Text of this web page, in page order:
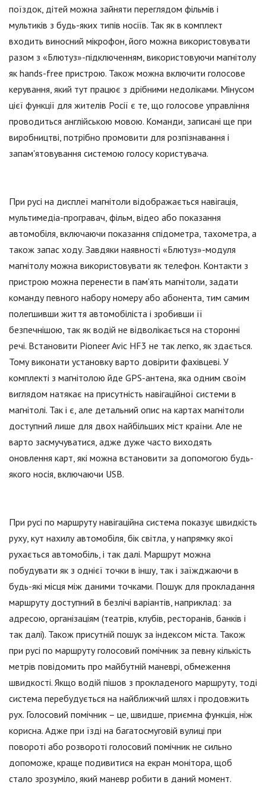
поїздок, дітей можна зайняти переглядом фільмів і
мультиків з будь-яких типів носіїв. Так як в комплект
входить виносний мікрофон, його можна використовувати
разом з «Блютуз»-підключенням, використовуючи магнітолу
як hands-free пристрою. Також можна включити голосове
керування, який тут працює з дрібними недоліками. Мінусом
цієї функції для жителів Росії є те, що голосове управління
проводиться англійською мовою. Команди, записані ще при
виробництві, потрібно промовити для розпізнавання і
запам'ятовування системою голосу користувача.
При русі на дисплеї магнітоли відображається навігація,
мультимедіа-програвач, фільм, відео або показання
автомобіля, включаючи показання спідометра, тахометра, а
також запас ходу. Завдяки наявності «Блютуз»-модуля
магнітолу можна використовувати як телефон. Контакти з
пристрою можна перенести в пам'ять магнітоли, задати
команду певного набору номеру або абонента, тим самим
полегшивши життя автомобіліста і зробивши її
безпечнішою, так як водій не відволікається на сторонні
речі. Встановити Pioneer Avic HF3 не так легко, як здається.
Тому виконати установку варто довірити фахівцеві. У
комплекті з магнітолою йде GPS-антена, яка одним своїм
виглядом натякає на присутність навігаційної системи в
магнітолі. Так і є, але детальний опис на картах магнітоли
доступний лише для двох найбільших міст країни. Але не
варто засмучуватися, адже дуже часто виходять
оновлення карт, які можна встановити за допомогою будь-
якого носія, включаючи USB.
При русі по маршруту навігаційна система показує швидкість
руху, кут нахилу автомобіля, бік світла, у напрямку якої
рухається автомобіль, і так далі. Маршрут можна
побудувати як з однієї точки в іншу, так і заїжджаючи в
будь-які місця між даними точками. Пошук для прокладання
маршруту доступний в безлічі варіантів, наприклад: за
адресою, організаціям (театрів, клубів, ресторанів, банків і
так далі). Також присутній пошук за індексом міста. Також
при русі по маршруту голосовий помічник за певну кількість
метрів повідомить про майбутній маневрі, обмеження
швидкості. Якщо водій пішов з прокладеного маршруту, тоді
система перебудується на найближчий шлях і продовжить
рух. Голосовий помічник – це, швидше, приємна функція, ніж
корисна. Адже при їзді на багатосмуговій вулиці при
повороті або розвороті голосовий помічник не сильно
допоможе, краще подивитися на екран монітора, щоб
стало зрозуміло, який маневр робити в даний момент.